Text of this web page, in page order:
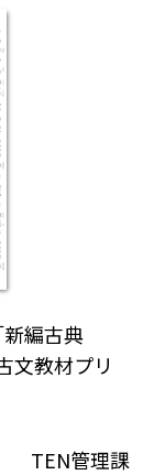
編古典
文教材プリ
TEN管理課